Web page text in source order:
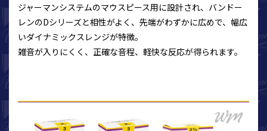
ジャーマンシステムのマウスピース用に設計され、バンドー
レンのDシリーズと相性がよく、先端がわずかに広めで、幅広
いダイナミックスレンジが特徴。
雑音が入りにくく、正確な音程、軽快な反応が得られます。